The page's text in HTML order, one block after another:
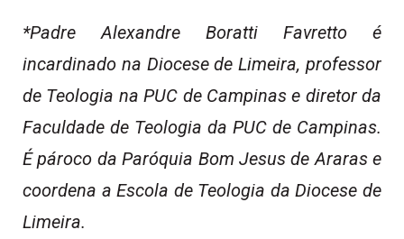
*Padre Alexandre Boratti Favretto é
incardinado na Diocese de Limeira, professor
de Teologia na PUC de Campinas e diretor da
Faculdade de Teologia da PUC de Campinas.
É pároco da Paróquia Bom Jesus de Araras e
coordena a Escola de Teologia da Diocese de
Limeira.